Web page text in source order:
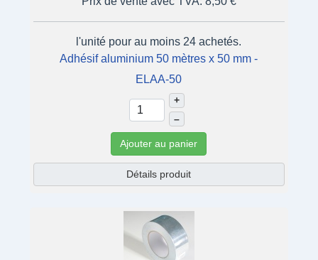
l'unité pour au moins 24 achetés.
Adhésif aluminium 50 mètres x 50 mm -
ELAA-50
+
–
Ajouter au panier
Détails produit